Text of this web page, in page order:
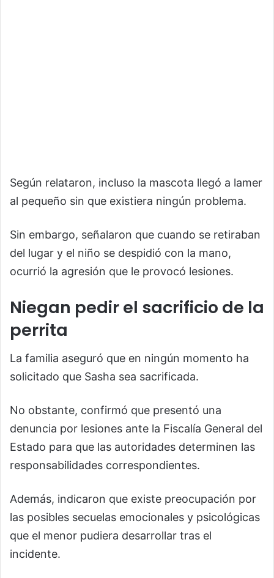
Según relataron, incluso la mascota llegó a lamer
al pequeño sin que existiera ningún problema.
Sin embargo, señalaron que cuando se retiraban
del lugar y el niño se despidió con la mano,
ocurrió la agresión que le provocó lesiones.
Niegan pedir el sacrificio de la
perrita
La familia aseguró que en ningún momento ha
solicitado que Sasha sea sacrificada.
No obstante, confirmó que presentó una
denuncia por lesiones ante la Fiscalía General del
Estado para que las autoridades determinen las
responsabilidades correspondientes.
Además, indicaron que existe preocupación por
las posibles secuelas emocionales y psicológicas
que el menor pudiera desarrollar tras el
incidente.